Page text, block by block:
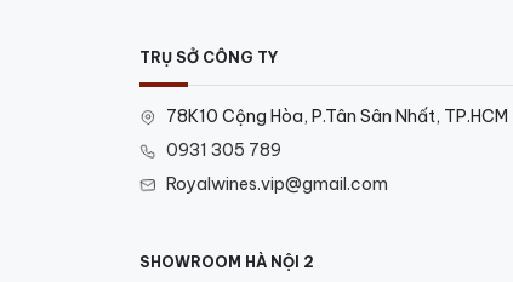
TRỤ SỞ CÔNG TY
78K10 Cộng Hòa, P.Tân Sân Nhất, TP.HCM
0931 305 789
Royalwines.vip@gmail.com
SHOWROOM HÀ NỘI 2